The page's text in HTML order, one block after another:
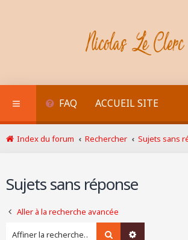
FAQ ACCUEIL SITE
Index du forum Rechercher
Sujets sans
Sujets sans réponse
Aller à la recherche avancée
Rechercher